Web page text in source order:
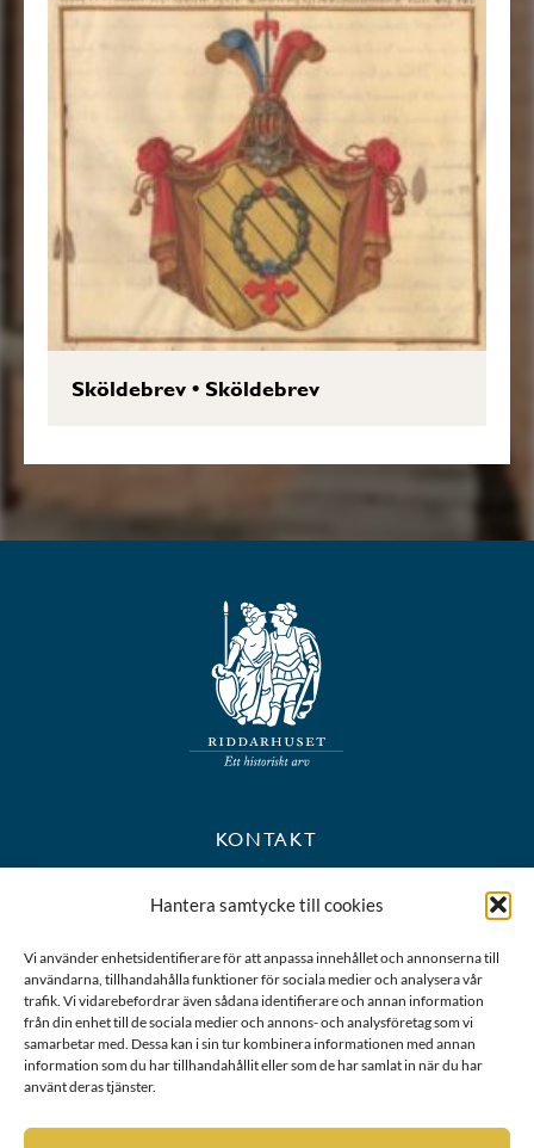
Hantera samtycke till cookies
Vi använder enhetsidentifierare för att anpassa innehållet och annonserna till
användarna, tillhandahålla funktioner för sociala medier och analysera vår
trafik. Vi vidarebefordrar även sådana identifierare och annan information
från din enhet till de sociala medier och annons- och analysföretag som vi
samarbetar med. Dessa kan i sin tur kombinera informationen med annan
information som du har tillhandahållit eller som de har samlat in när du har
använt deras tjänster.
Sköldebrev•Sköldebrev
KONTAKT
BESÖKS- OCH POSTADRESS
Riddarhustorget 10
Karta